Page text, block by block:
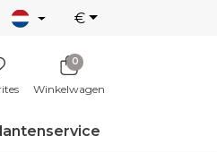
€
0
Winkelwagen